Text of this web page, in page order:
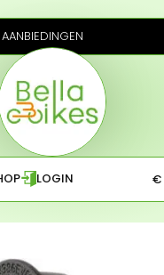
LOGIN €